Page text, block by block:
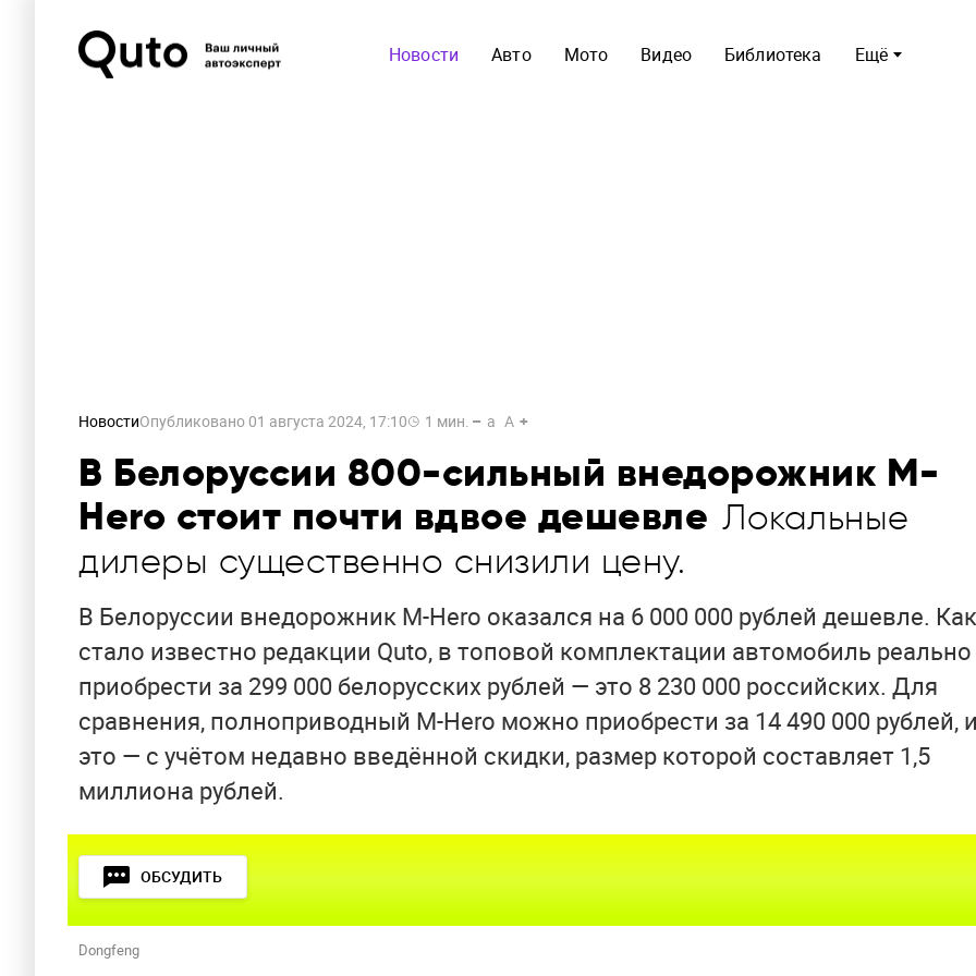
Ещё
Новости Авто Мото Видео Библиотека
НовостиОпубликовано 01 августа 2024, 17:10 1 мин. a A
В Белоруссии 800-сильный внедорожник M-
Hero стоит почти вдвое дешевле Локальные
дилеры существенно снизили цену.
В Белоруссии внедорожник M-Hero оказался на 6 000 000 рублей дешевле. Как
стало известно редакции Quto, в топовой комплектации автомобиль реально
приобрести за 299 000 белорусских рублей — это 8 230 000 российских. Для
сравнения, полноприводный M-Hero можно приобрести за 14 490 000 рублей,
это — с учётом недавно введённой скидки, размер которой составляет 1,5
миллиона рублей.
ОБСУДИТЬ
Dongfeng